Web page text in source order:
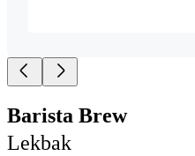
Barista Brew
Lekbak